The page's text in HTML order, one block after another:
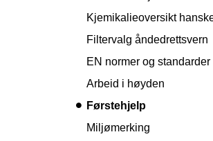
Kjemikalieoversikt
Filtervalg åndedrettsvern
EN normer og standarder
Arbeid i høyden
Førstehjelp
Miljømerking